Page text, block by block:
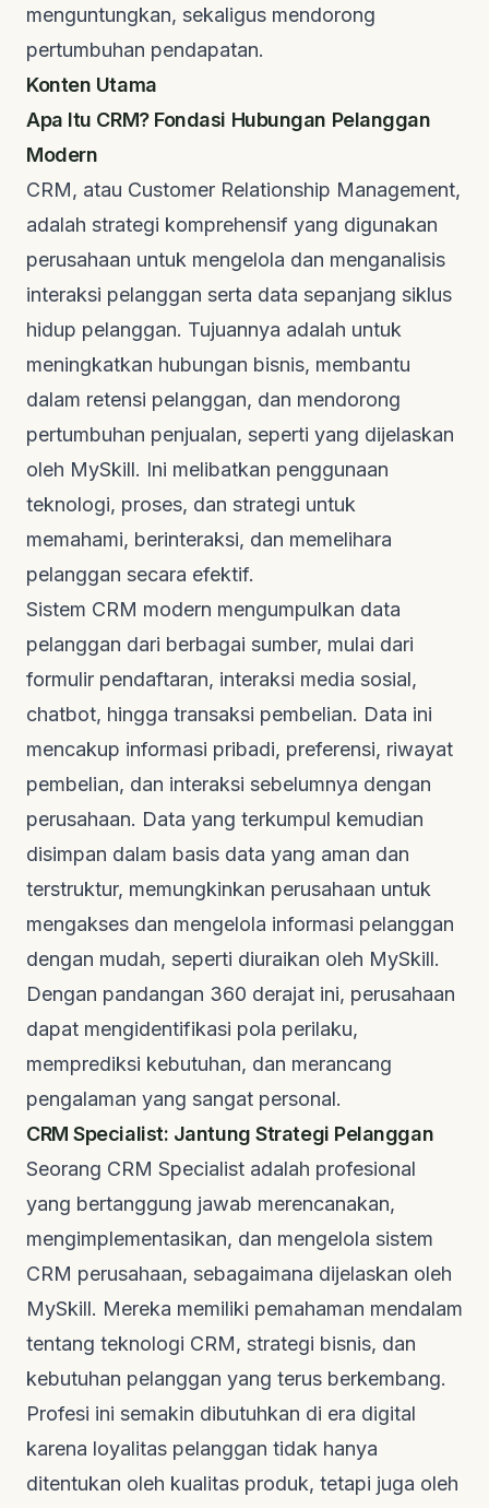
menguntungkan, sekaligus mendorong
pertumbuhan pendapatan.
Konten Utama
Apa Itu CRM? Fondasi Hubungan Pelanggan
Modern
CRM, atau Customer Relationship Management,
adalah strategi komprehensif yang digunakan
perusahaan untuk mengelola dan menganalisis
interaksi pelanggan serta data sepanjang siklus
hidup pelanggan. Tujuannya adalah untuk
meningkatkan hubungan bisnis, membantu
dalam retensi pelanggan, dan mendorong
pertumbuhan penjualan, seperti yang dijelaskan
oleh MySkill. Ini melibatkan penggunaan
teknologi, proses, dan strategi untuk
memahami, berinteraksi, dan memelihara
pelanggan secara efektif.
Sistem CRM modern mengumpulkan data
pelanggan dari berbagai sumber, mulai dari
formulir pendaftaran, interaksi media sosial,
chatbot, hingga transaksi pembelian. Data ini
mencakup informasi pribadi, preferensi, riwayat
pembelian, dan interaksi sebelumnya dengan
perusahaan. Data yang terkumpul kemudian
disimpan dalam basis data yang aman dan
terstruktur, memungkinkan perusahaan untuk
mengakses dan mengelola informasi pelanggan
dengan mudah, seperti diuraikan oleh MySkill.
Dengan pandangan 360 derajat ini, perusahaan
dapat mengidentifikasi pola perilaku,
memprediksi kebutuhan, dan merancang
pengalaman yang sangat personal.
CRM Specialist: Jantung Strategi Pelanggan
Seorang CRM Specialist adalah profesional
yang bertanggung jawab merencanakan,
mengimplementasikan, dan mengelola sistem
CRM perusahaan, sebagaimana dijelaskan oleh
MySkill. Mereka memiliki pemahaman mendalam
tentang teknologi CRM, strategi bisnis, dan
kebutuhan pelanggan yang terus berkembang.
Profesi ini semakin dibutuhkan di era digital
karena loyalitas pelanggan tidak hanya
ditentukan oleh kualitas produk, tetapi juga oleh